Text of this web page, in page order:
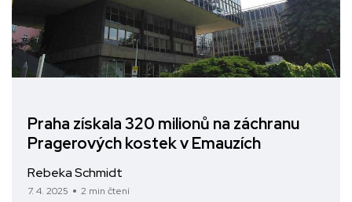
Praha získala 320 milionů na záchranu
Pragerových kostek v Emauzích
Rebeka Schmidt
7. 4. 2025 2 min čtení